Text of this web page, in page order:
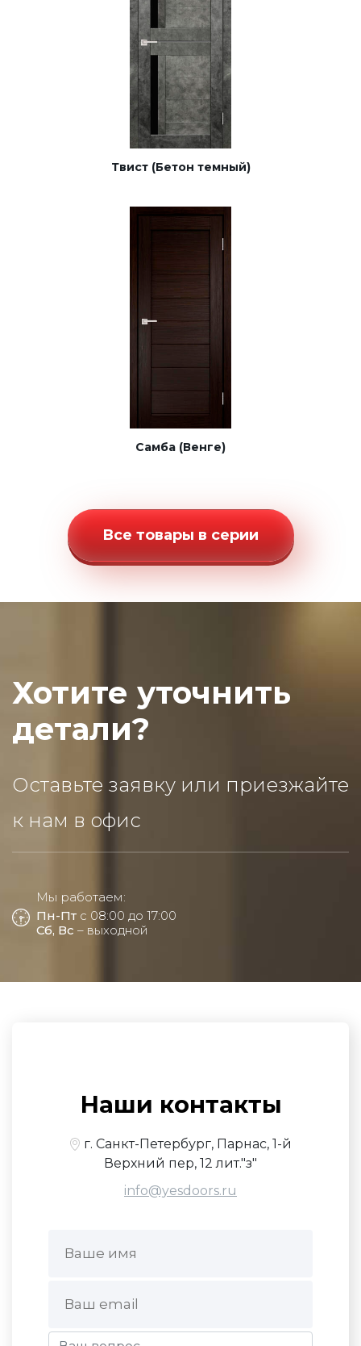
Твист (Бетон темный)
Самба (Венге)
Все товары в серии
Хотите уточнить
детали?
Оставьте заявку или приезжайте
к нам в офис
Мы работаем:
Пн-Пт с 08:00 до 17:00
Сб, Вс – выходной
Наши контакты
г. Санкт-Петербург, Парнас, 1-й
Верхний пер, 12 лит."з"
info@yesdoors.ru